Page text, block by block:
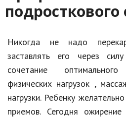
Никогда не надо
заставлять его через
сочетание
физических нагрузок ,
нагрузки. Ребенку
приемов. Сегодня ожирение